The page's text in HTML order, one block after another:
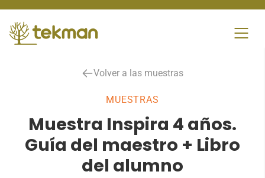
content
Volver a las muestras
MUESTRAS
Muestra Inspira 4 años.
Guía del maestro + Libro
del alumno